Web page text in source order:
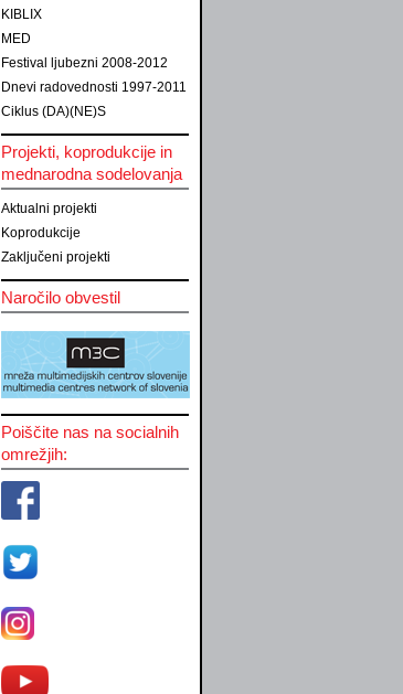
KIBLIX
MED
Festival ljubezni 2008-2012
Dnevi radovednosti 1997-2011
Ciklus (DA)(NE)S
Projekti, koprodukcije in
mednarodna sodelovanja
Aktualni projekti
Koprodukcije
Zaključeni projekti
Naročilo obvestil
Poiščite nas na socialnih
omrežjih: